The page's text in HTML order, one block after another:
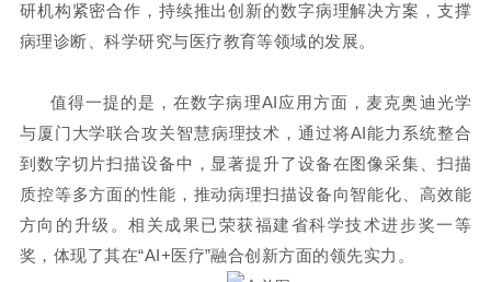
研机构紧密合作，持续推出创新的数字病理解决方案，支撑
病理诊断、科学研究与医疗教育等领域的发展。
值得一提的是，在数字病理AI应用方面，麦克奥迪光学
与厦门大学联合攻关智慧病理技术，通过将AI能力系统整合
到数字切片扫描设备中，显著提升了设备在图像采集、扫描
质控等多方面的性能，推动病理扫描设备向智能化、高效能
方向的升级。相关成果已荣获福建省科学技术进步奖一等
奖，体现了其在“AI+医疗”融合创新方面的领先实力。